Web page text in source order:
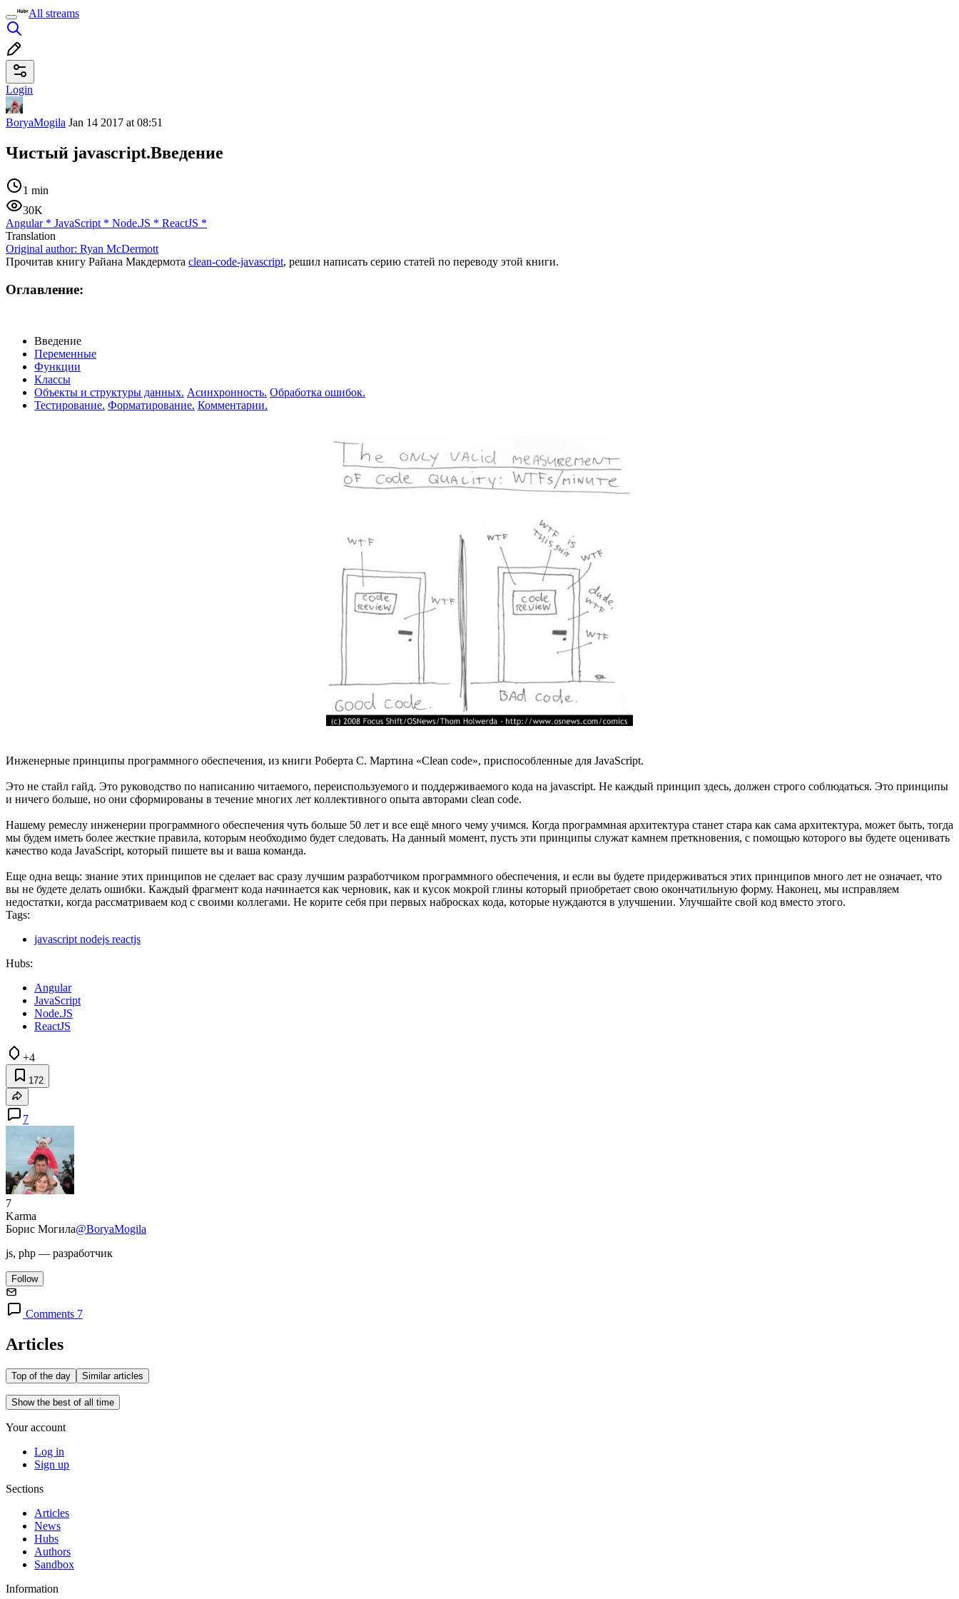
All streams
Login
BoryaMogila Jan 14 2017 at 08:51
Чистый javascript.Введение
1 min
30K
Angular* JavaScript * Node.JS * ReactJS *
Translation
Original author: Ryan McDermott
Прочитав книгу Райана Макдермота clean-code-javascript, решил написать серию статей по переводу этой книги.
Оглавление:
Введение
Переменные
Функции
Классы
Объекты и структуры данных. Асинхронность. Обработка ошибок.
Тестирование. Форматирование. Комментарии.
Инженерные принципы программного обеспечения, из книги Роберта С. Мартина «Clean code», приспособленные для JavaScript.
Это не стайл гайд. Это руководство по написанию читаемого, переиспользуемого и поддерживаемого кода на javascript. Не каждый принцип здесь, должен строго соблюдаться. Это принципы
и ничего больше, но они сформированы в течение многих лет коллективного опыта авторами clean code.
Нашему ремеслу инженерии программного обеспечения чуть больше 50 лет и все ещё много чему учимся. Когда программная архитектура станет стара как сама архитектура, может быть, тогда
мы будем иметь более жесткие правила, которым необходимо будет следовать. На данный момент, пусть эти принципы служат камнем преткновения, с помощью которого вы будете оценивать
качество кода JavaScript, который пишете вы и ваша команда.
Еще одна вещь: знание этих принципов не сделает вас сразу лучшим разработчиком программного обеспечения, и если вы будете придерживаться этих принципов много лет не означает, что
вы не будете делать ошибки. Каждый фрагмент кода начинается как черновик, как и кусок мокрой глины который приобретает свою окончатильную форму. Наконец, мы исправляем
недостатки, когда рассматриваем код с своими коллегами. Не корите себя при первых набросках кода, которые нуждаются в улучшении. Улучшайте свой код вместо этого.
Tags:
javascript nodejs reactjs
Hubs:
Angular
JavaScript
Node.JS
ReactJS
+4
172
7
7
Karma
Борис Могила@BoryaMogila
js, php — разработчик
Follow
Comments 7
Articles
Top of the day Similar articles
Show the best of all time
Your account
Log in
Sign up
Sections
Articles
News
Hubs
Authors
Sandbox
Information